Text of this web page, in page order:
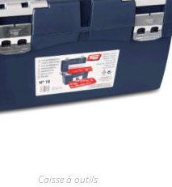
Caisse à outils